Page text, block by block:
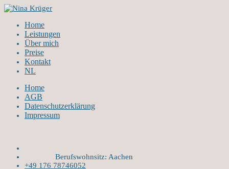
Home
Leistungen
Über mich
Preise
Kontakt
NL
Home
AGB
Datenschutzerklärung
Impressum
Berufswohnsitz: Aachen
+49 176 78746052